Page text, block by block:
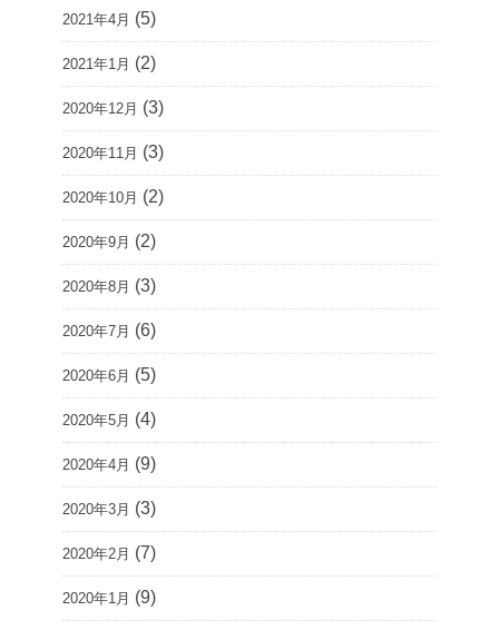
2021年4月 (5)
2021年1月 (2)
2020年12月 (3)
2020年11月 (3)
2020年10月 (2)
2020年9月 (2)
2020年8月 (3)
2020年7月 (6)
2020年6月 (5)
2020年5月 (4)
2020年4月 (9)
2020年3月 (3)
2020年2月 (7)
2020年1月 (9)